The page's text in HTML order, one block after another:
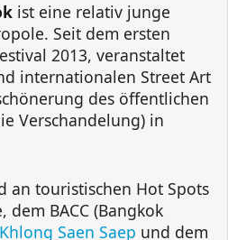
ist eine relativ junge
Seit dem ersten
2013, veranstaltet
internationalen Street Art
des öffentlichen
Verschandelung) in
an touristischen Hot Spots
dem BACC (Bangkok
Khlong Saen Saep und dem